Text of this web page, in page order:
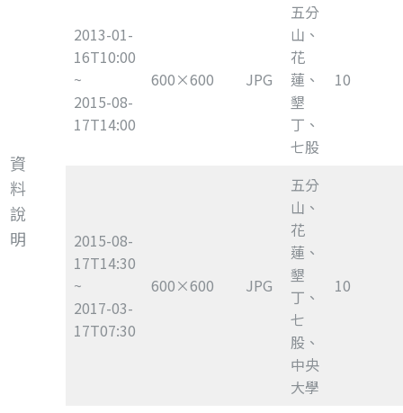
資
料
說
明
2013-01-
16T10:00
~
2015-08-
17T14:00
600×600 JPG
五分
山、
花
蓮、
墾
丁、
七股
10
2015-08-
17T14:30
~
2017-03-
17T07:30
600×600 JPG
五分
山、
花
蓮、
墾
丁、
七
股、
中央
大學
10